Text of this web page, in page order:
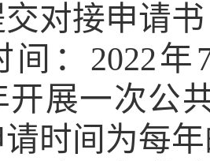
对接申请
： 2022
开展一次公
时间为每